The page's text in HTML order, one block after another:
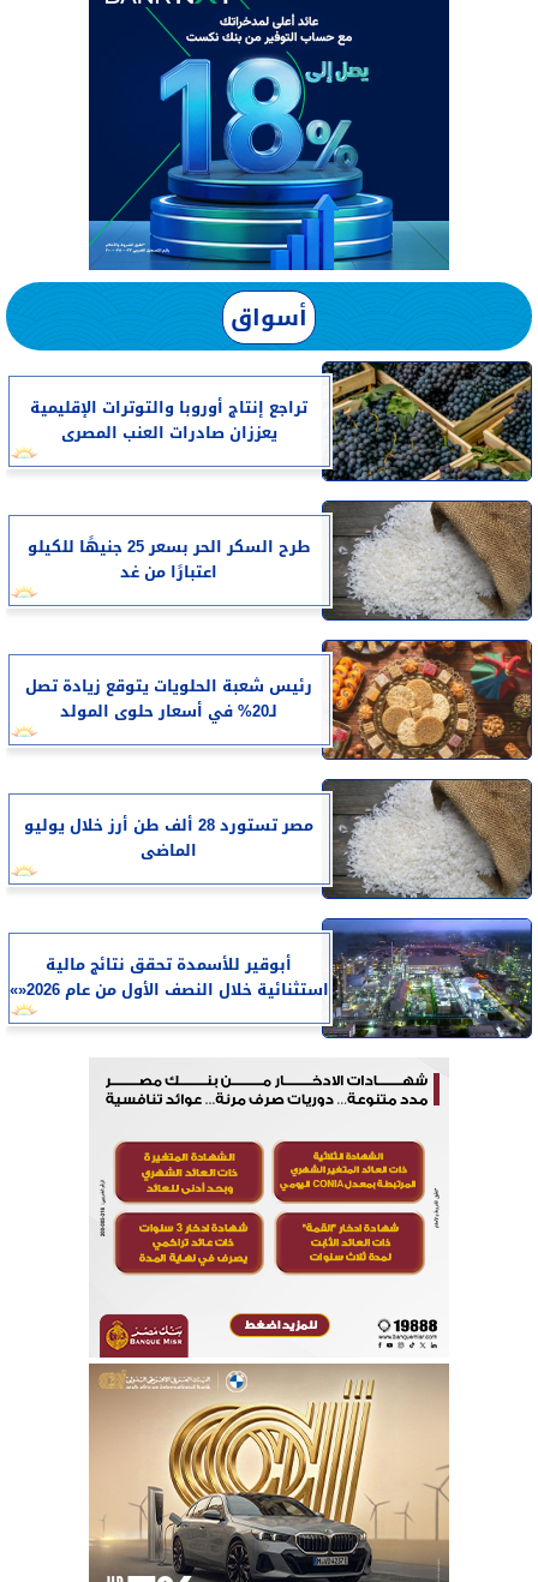
أسواق
تراجع إنتاج أوروبا والتوترات الإقليمية
يعززان صادرات العنب المصرى
طرح السكر الحر بسعر 25 جنيهًا للكيلو
اعتبارًا من غد
رئيس شعبة الحلويات يتوقع زيادة تصل
لـ20% في أسعار حلوى المولد
مصر تستورد 28 ألف طن أرز خلال يوليو
الماضى
أبوقير للأسمدة تحقق نتائج مالية
استثنائية خلال النصف الأول من عام 2026«»